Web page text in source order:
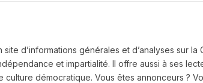
site d’informations générales et d’analyses sur
et impartialité. Il offre aussi à ses
culture démocratique. Vous êtes annonceurs ?